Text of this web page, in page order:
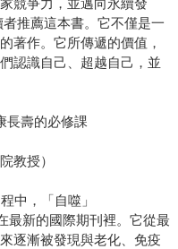
競爭力，並邁向永續發
推薦這本書。它不僅是一
著作。它所傳遞的價值，
認識自己、超越自己，並
長壽的必修課
教授）
中，「自噬」
最新的國際期刊裡。它從最
逐漸被發現與老化、免疫